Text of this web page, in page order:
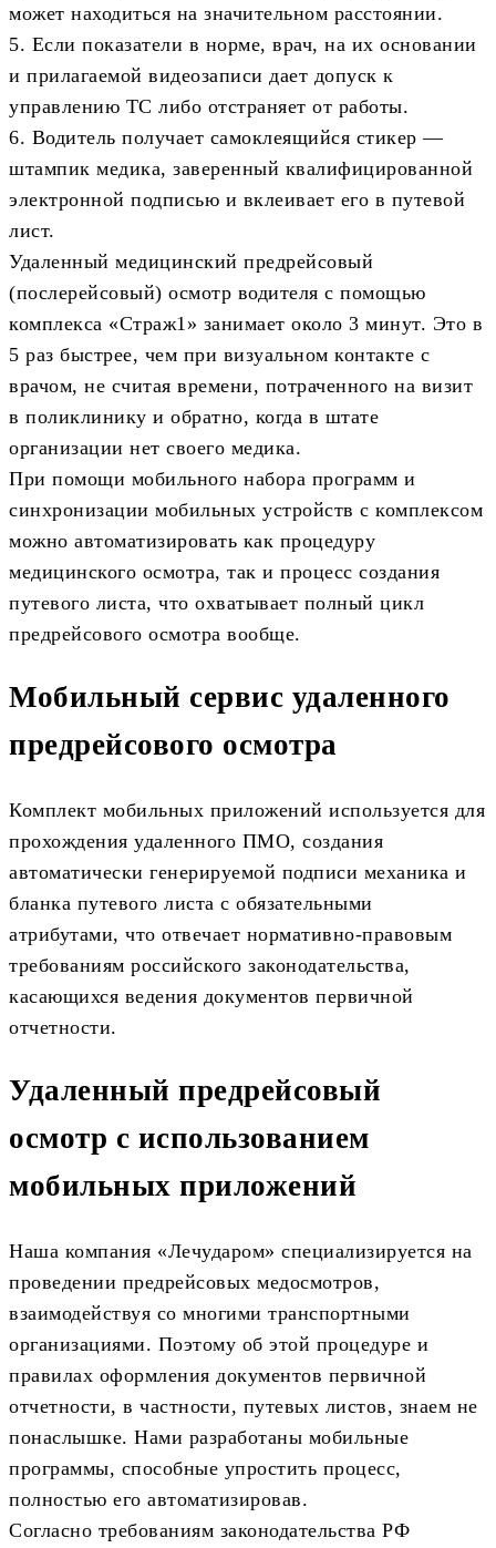
может находиться на значительном расстоянии.
5. Если показатели в норме, врач, на их основании
и прилагаемой видеозаписи дает допуск к
управлению ТС либо отстраняет от работы.
6. Водитель получает самоклеящийся стикер —
штампик медика, заверенный квалифицированной
электронной подписью и вклеивает его в путевой
лист.
Удаленный медицинский предрейсовый
(послерейсовый) осмотр водителя с помощью
комплекса «Страж1» занимает около 3 минут. Это в
5 раз быстрее, чем при визуальном контакте с
врачом, не считая времени, потраченного на визит
в поликлинику и обратно, когда в штате
организации нет своего медика.
При помощи мобильного набора программ и
синхронизации мобильных устройств с комплексом
можно автоматизировать как процедуру
медицинского осмотра, так и процесс создания
путевого листа, что охватывает полный цикл
предрейсового осмотра вообще.
Мобильный сервис удаленного
предрейсового осмотра
Комплект мобильных приложений используется для
прохождения удаленного ПМО, создания
автоматически генерируемой подписи механика и
бланка путевого листа с обязательными
атрибутами, что отвечает нормативно-правовым
требованиям российского законодательства,
касающихся ведения документов первичной
отчетности.
Удаленный предрейсовый
осмотр с использованием
мобильных приложений
Наша компания «Лечударом» специализируется на
проведении предрейсовых медосмотров,
взаимодействуя со многими транспортными
организациями. Поэтому об этой процедуре и
правилах оформления документов первичной
отчетности, в частности, путевых листов, знаем не
понаслышке. Нами разработаны мобильные
программы, способные упростить процесс,
полностью его автоматизировав.
Согласно требованиям законодательства РФ